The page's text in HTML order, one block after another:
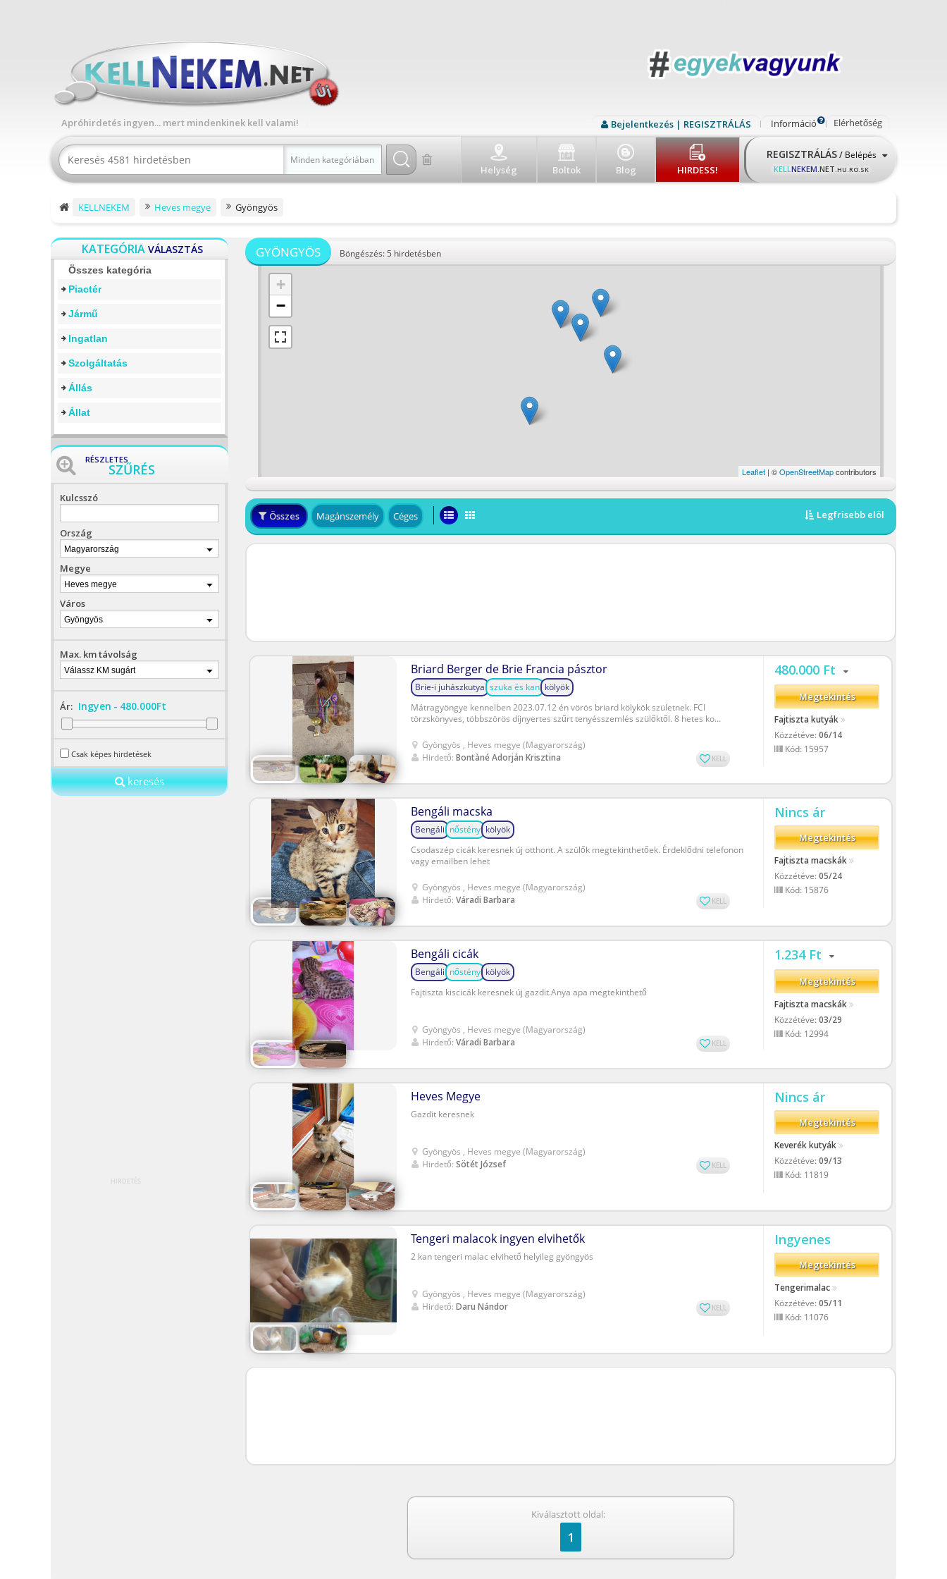
Apróhirdetés ingyen... mert mindenkinek kell valami! Elérhetőség
Információ
Bejelentkezés | REGISZTRÁLÁS
Minden kategóriában
Helység Boltok Blog HIRDESS!
REGISZTRÁLÁS/ Belépés
KELLNEKEM.NET.HU.RO.SK
KELLNEKEM Heves megye Gyöngyös
KATEGÓRIA VÁLASZTÁS
Összes kategória
Piactér
Jármű
Ingatlan
Szolgáltatás
Állás
Állat
RÉSZLETES
SZŰRÉS
Kulcsszó
Ország
Magyarország
Megye
Heves megye
Város
Gyöngyös
Max. km távolság
Válassz KM sugárt
Ár: Ingyen - 480.000Ft
Csak képes hirdetések
keresés
GYÖNGYÖS Böngészés: 5 hirdetésben
+
−
Leaflet| ©OpenStreetMapcontributors
Összes Magánszemély Céges Legfrisebb elöl
480.000 Ft
Megtekintés
Fajtiszta kutyák
Közzétéve:06/14
Kód: 15957
Briard Berger de Brie Francia pásztor
Brie-i juhászkutya szuka és kan kölyök
Mátragyöngye kennelben 2023.07.12 én vörös briard kölykök születnek. FCI
törzskönyves, többszörös díjnyertes szűrt tenyésszemlés szülőktől. 8 hetes ko...
Gyöngyös , Heves megye (Magyarország)
Hirdető: Bontàné Adorján Krisztina KELL
Nincs ár
Megtekintés
Fajtiszta macskák
Közzétéve:05/24
Kód: 15876
Bengáli macska
Bengáli nőstény kölyök
Csodaszép cicák keresnek új otthont. A szülők megtekinthetőek. Érdeklődni telefonon
vagy emailben lehet
Gyöngyös , Heves megye (Magyarország)
Hirdető: Váradi Barbara KELL
1.234 Ft
Megtekintés
Fajtiszta macskák
Közzétéve:03/29
Kód: 12994
Bengáli cicák
Bengáli nőstény kölyök
Fajtiszta kiscicák keresnek új gazdit.Anya apa megtekinthető
Gyöngyös , Heves megye (Magyarország)
Hirdető: Váradi Barbara KELL
Nincs ár
Megtekintés
Keverék kutyák
Közzétéve:09/13
Kód: 11819
Heves Megye
Gazdit keresnek
Gyöngyös , Heves megye (Magyarország)
Hirdető: Sötét József KELL
Ingyenes
Megtekintés
Tengerimalac
Közzétéve:05/11
Kód: 11076
Tengeri malacok ingyen elvihetők
2 kan tengeri malac elvihető helyileg gyöngyös
Gyöngyös , Heves megye (Magyarország)
Hirdető: Daru Nándor KELL
Kiválasztott oldal:
1
HIRDETÉS